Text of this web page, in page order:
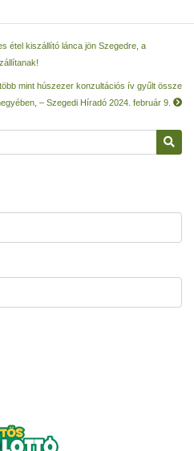
étel kiszállító lánca jön Szegedre, a
mint húszezer konzultációs ív gyűlt össze
– Szegedi Híradó 2024. február 9.